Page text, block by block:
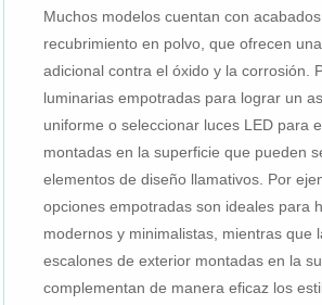
Muchos modelos cuentan con
recubrimiento en polvo, que ofrecen
adicional contra el óxido y la corrosión.
luminarias empotradas para lograr un
uniforme o seleccionar luces LED para
montadas en la superficie que pueden
elementos de diseño llamativos. Por
opciones empotradas son ideales para
modernos y minimalistas, mientras que
escalones de exterior montadas en la
complementan de manera eficaz los